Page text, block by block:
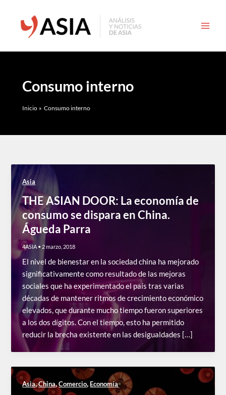
contenido
Consumo interno
Inicio Consumo interno
Asia
THE ASIAN DOOR: La economía de
consumo se dispara en China.
Águeda Parra
4ASIA • 2 marzo, 2018
El nivel de bienestar en la sociedad china ha mejorado
significativamente como resultado de las mejoras
sociales que ha experimentado el país tras varias
décadas de mantener ritmos de crecimiento económico
elevados, que durante mucho tiempo fueron superiores
a los dos dígitos. Con el tiempo, esto ha permitido
reducir la brecha existente en las desigualdades […]
Asia,China,Comercio, Economía